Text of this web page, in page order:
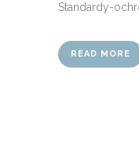
Standardy-
READ MORE